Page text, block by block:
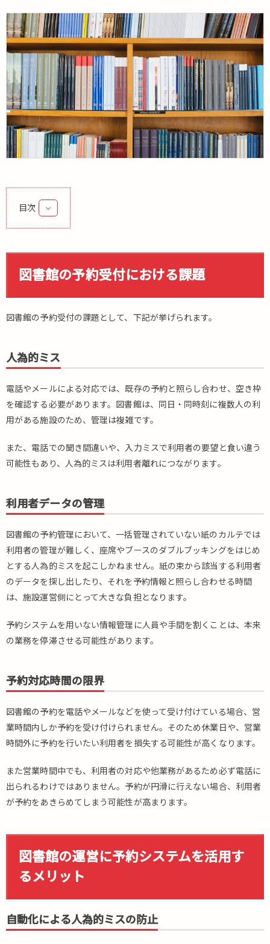
目次
1.
書
館
の
受
お
け
課
題
的ミ
ス
利用
者デ
の管
理
1.3.
予約
対応
の限
書
館
運
営
に
約
ス
テ
用
す
る
ッ
ト
図書館の予約受付における課題
図書館の予約受付の課題として、下記が挙げられます。
人為的ミス
電話やメールによる対応では、既存の予約と照らし合わせ、空き枠
を確認する必要があります。図書館は、同日・同時刻に複数人の利
用がある施設のため、管理は複雑です。
また、電話での聞き間違いや、入力ミスで利用者の要望と食い違う
可能性もあり、人為的ミスは利用者離れにつながります。
利用者データの管理
図書館の予約管理において、一括管理されていない紙のカルテでは
利用者の管理が難しく、座席やブースのダブルブッキングをはじめ
とする人為的ミスを起こしかねません。紙の束から該当する利用者
のデータを探し出したり、それを予約情報と照らし合わせる時間
は、施設運営側にとって大きな負担となります。
予約システムを用いない情報管理に人員や手間を割くことは、本来
の業務を停滞させる可能性があります。
予約対応時間の限界
図書館の予約を電話やメールなどを使って受け付けている場合、営
業時間内しか予約を受け付けられません。そのため休業日や、営業
時間外に予約を行いたい利用者を損失する可能性が高くなります。
また営業時間中でも、利用者の対応や他業務があるため必ず電話に
出られるわけではありません。予約が円滑に行えない場合、利用者
が予約をあきらめてしまう可能性が高まります。
図書館の運営に予約システムを活用す
るメリット
自動化による人為的ミスの防止